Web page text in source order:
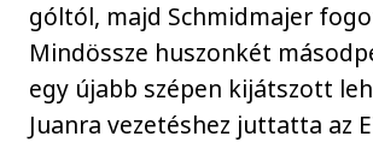
góltól, majd Schmidmajer
Mindössze huszonkét
egy újabb szépen kijátszott
Juanra vezetéshez juttatta az